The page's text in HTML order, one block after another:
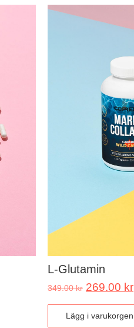
L-Glutamin
349.00kr 269.00 kr
Lägg i varukorgen